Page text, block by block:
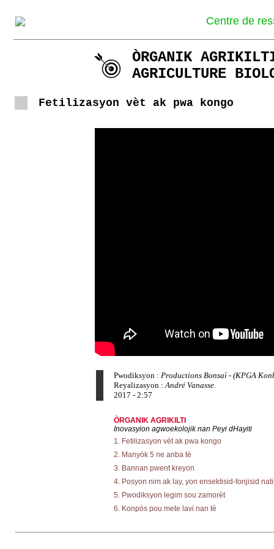
Centre de
ÒRGANIK
AGRICULTURE
Fetilizasyon vèt ak pwa kongo
Pwodiksyon : Productions Bonsaï - (KPGA
Reyalizasyon : André Vanasse.
2017 - 2:57
ÒRGANIK AGRIKILTI
Inovasyion agwoekolojik nan Peyi dHayiti
1. Fetilizasyon vèt ak pwa kongo
2. Manyòk 5 ne anba tè
3. Bannan pwent kreyon
4. Posyon nim ak lay, yon ensektisid-fonjisid
5. Pwodiksyon legim sou zamorèt
6. Konpòs pou mete lavi nan tè